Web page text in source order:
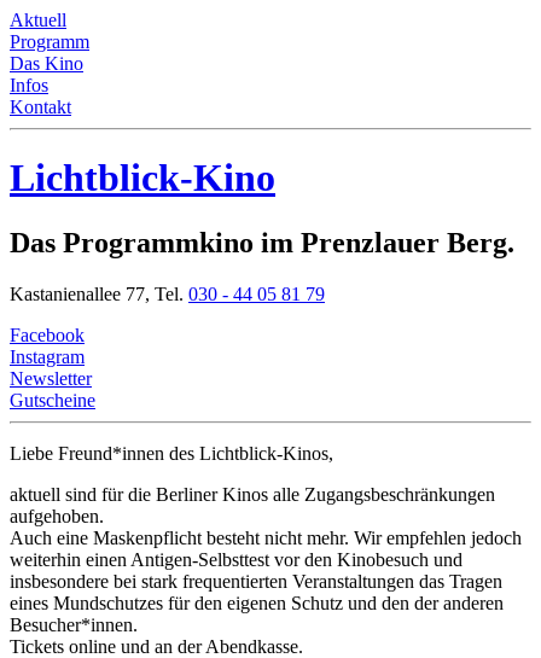
Aktuell
Programm
Das Kino
Infos
Kontakt
Lichtblick-Kino
Das Programmkino im Prenzlauer Berg.
Kastanienallee 77, Tel. 030 - 44 05 81 79
Facebook
Instagram
Newsletter
Gutscheine
Liebe Freund*innen des Lichtblick-Kinos,
aktuell sind für die Berliner Kinos alle Zugangsbeschränkungen
aufgehoben.
Auch eine Maskenpflicht besteht nicht mehr. Wir empfehlen jedoch
weiterhin einen Antigen-Selbsttest vor den Kinobesuch und
insbesondere bei stark frequentierten Veranstaltungen das Tragen
eines Mundschutzes für den eigenen Schutz und den der anderen
Besucher*innen.
Tickets online und an der Abendkasse.